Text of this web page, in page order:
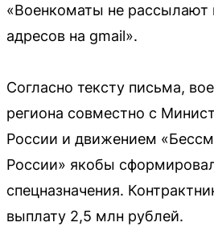
«Военкоматы не рассылают
адресов на gmail».
Согласно тексту письма,
региона совместно с
России и движением
России» якобы
спецназначения.
выплату 2,5 млн рублей.